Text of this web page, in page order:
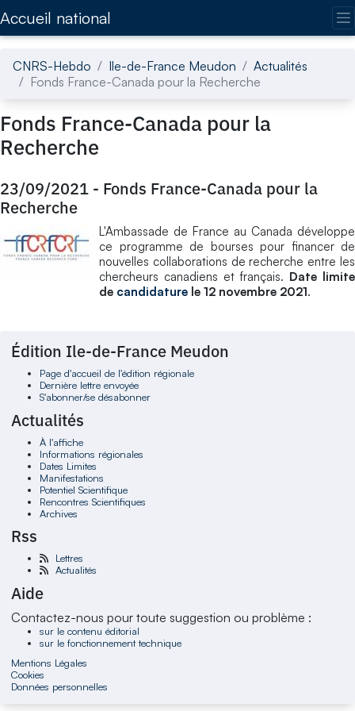
Accueil national
CNRS-Hebdo Ile-de-France Meudon
Actualités
Fonds France-Canada pour la Recherche
Fonds France-Canada pour la
Recherche
23/09/2021 - Fonds France-Canada pour la
Recherche
L'Ambassade de France au Canada développe
ce programme de bourses pour financer de
nouvelles collaborations de recherche entre les
chercheurs canadiens et français. Date limite
de candidature le 12 novembre 2021.
Édition Ile-de-France Meudon
Page d'accueil de l'édition régionale
Dernière lettre envoyée
S'abonner/se désabonner
Actualités
À l'affiche
Informations régionales
Dates Limites
Manifestations
Potentiel Scientifique
Rencontres Scientifiques
Archives
Rss
Lettres
Actualités
Aide
Contactez-nous pour toute suggestion ou problème :
sur le contenu éditorial
sur le fonctionnement technique
Mentions Légales
Cookies
Données personnelles